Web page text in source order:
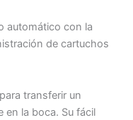
automático con la
de cartuchos
transferir un
en la boca. Su fácil